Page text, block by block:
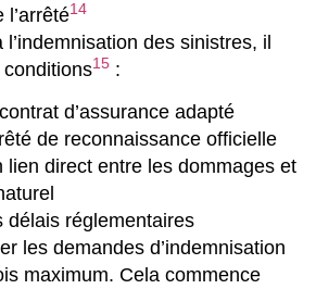
l’arrêté14
des sinistres, il
15 :
d’assurance adapté
de reconnaissance officielle
lien direct entre les dommages et
délais réglementaires
les demandes d’indemnisation
maximum. Cela commence